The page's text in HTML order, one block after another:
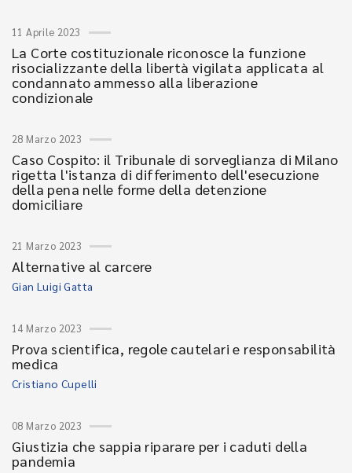
11 Aprile 2023
La Corte costituzionale riconosce la funzione
risocializzante della libertà vigilata applicata al
condannato ammesso alla liberazione
condizionale
28 Marzo 2023
Caso Cospito: il Tribunale di sorveglianza di Milano
rigetta l'istanza di differimento dell'esecuzione
della pena nelle forme della detenzione
domiciliare
21 Marzo 2023
Alternative al carcere
Gian Luigi Gatta
14 Marzo 2023
Prova scientifica, regole cautelari e responsabilità
medica
Cristiano Cupelli
08 Marzo 2023
Giustizia che sappia riparare per i caduti della
pandemia